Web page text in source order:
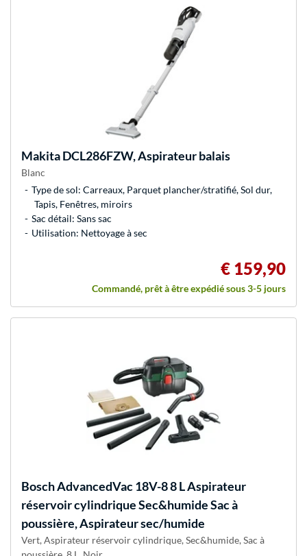
MakitaDCL286FZW, Aspirateur balais
Blanc
Type de sol: Carreaux, Parquet plancher/stratifié, Sol dur,
Tapis, Fenêtres, miroirs
Sac détail: Sans sac
Utilisation: Nettoyage à sec
€ 159,90
Commandé, prêt à être expédié sous 3-5 jours
BoschAdvancedVac 18V-8 8 L Aspirateur
réservoir cylindrique Sec&humide Sac à
poussière, Aspirateur sec/humide
Vert, Aspirateur réservoir cylindrique, Sec&humide, Sac à